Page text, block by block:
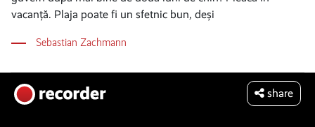
vacanță. Plaja poate fi un sfetnic bun, deși
Sebastian Zachmann
share